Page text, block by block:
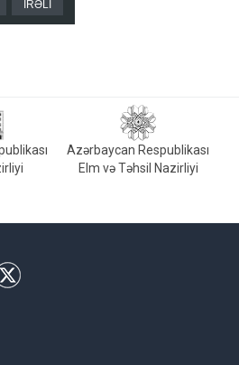
İRƏLİ
Azərbaycan Respublikası
Elm və Təhsil Nazirliyi